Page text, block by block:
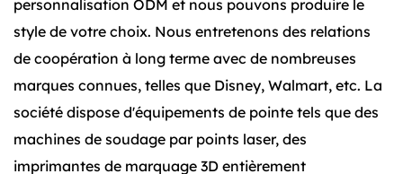
personnalisation ODM et nous pouvons produire le
style de votre choix. Nous entretenons des relations
de coopération à long terme avec de nombreuses
marques connues, telles que Disney, Walmart, etc. La
société dispose d'équipements de pointe tels que des
machines de soudage par points laser, des
imprimantes de marquage 3D entièrement